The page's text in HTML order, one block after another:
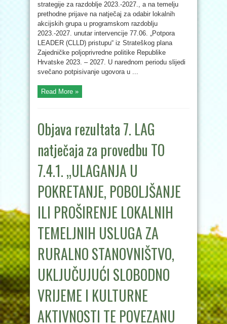
strategije za razdoblje 2023.-2027., a na temelju
prethodne prijave na natječaj za odabir lokalnih
akcijskih grupa u programskom razdoblju
2023.-2027. unutar intervencije 77.06. „Potpora
LEADER (CLLD) pristupu“ iz Strateškog plana
Zajedničke poljoprivredne politike Republike
Hrvatske 2023. – 2027. U narednom periodu slijedi
svečano potpisivanje ugovora u ...
Read More »
Objava rezultata 7. LAG
natječaja za provedbu TO
7.4.1. „ULAGANJA U
POKRETANJE, POBOLJŠANJE
ILI PROŠIRENJE LOKALNIH
TEMELJNIH USLUGA ZA
RURALNO STANOVNIŠTVO,
UKLJUČUJUĆI SLOBODNO
VRIJEME I KULTURNE
AKTIVNOSTI TE POVEZANU